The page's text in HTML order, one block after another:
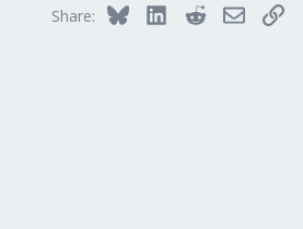
Share: Bluesky LinkedInRedditEmailLink